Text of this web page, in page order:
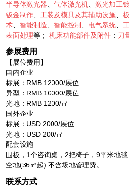
半导体激光器
气体激光机 激光加工
钣金制作
工装及模具及其辅助设施
术
智能制造 智能控制 电气系统
表面处理等； 机床功能部件及附件 ： 刀
参展费用
【展位费用】
国内企业
标展：RMB 12000/展位
异型：RMB 16000/展位
光地：RMB 1200/㎡
国外企业
标展：USD 2000/展位
光地：USD 200/㎡
配套设施
围板，1个咨询桌，2把椅子，9平米地
空地(36㎡起) 不含场地管理费。
联系方式